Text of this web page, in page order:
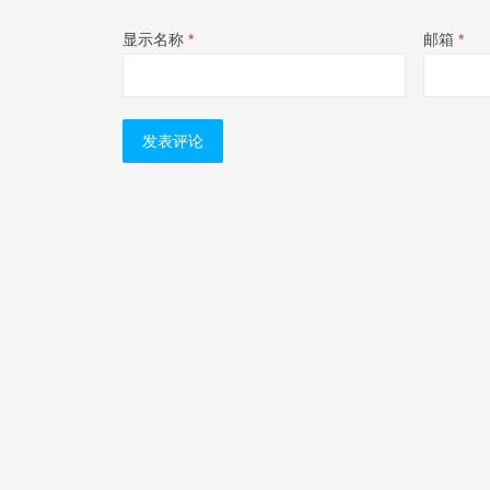
显示名称 * 邮箱 *